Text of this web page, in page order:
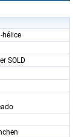
hélice
SOLD